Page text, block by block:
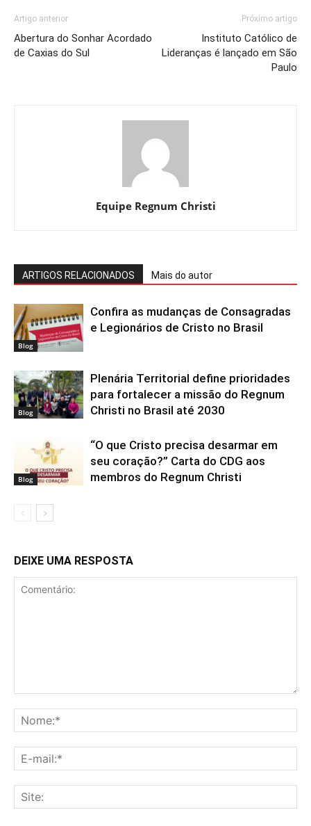
Artigo anterior
Abertura do Sonhar Acordado
de Caxias do Sul
Próximo artigo
Instituto Católico de
Lideranças é lançado em São
Paulo
Equipe Regnum Christi
ARTIGOS RELACIONADOS Mais do autor
Blog
Confira as mudanças de Consagradas
e Legionários de Cristo no Brasil
Blog
Plenária Territorial define prioridades
para fortalecer a missão do Regnum
Christi no Brasil até 2030
Blog
“O que Cristo precisa desarmar em
seu coração?” Carta do CDG aos
membros do Regnum Christi
DEIXE UMA RESPOSTA